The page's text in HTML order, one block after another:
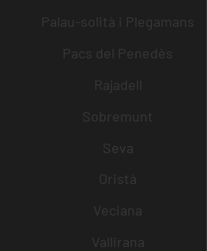
Palau-solità i Plegamans
Pacs del Penedès
Rajadell
Sobremunt
Seva
Oristà
Veciana
Vallirana